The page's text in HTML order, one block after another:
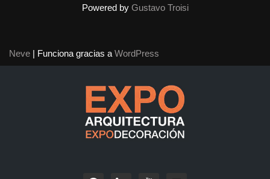
Powered by Gustavo Troisi
Neve | Funciona gracias aWordPress